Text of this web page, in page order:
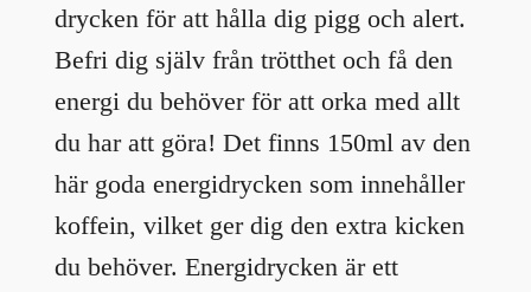
drycken för att hålla dig pigg och alert.
Befri dig själv från trötthet och få den
energi du behöver för att orka med allt
du har att göra! Det finns 150ml av den
här goda energidrycken som innehåller
koffein, vilket ger dig den extra kicken
du behöver. Energidrycken är ett